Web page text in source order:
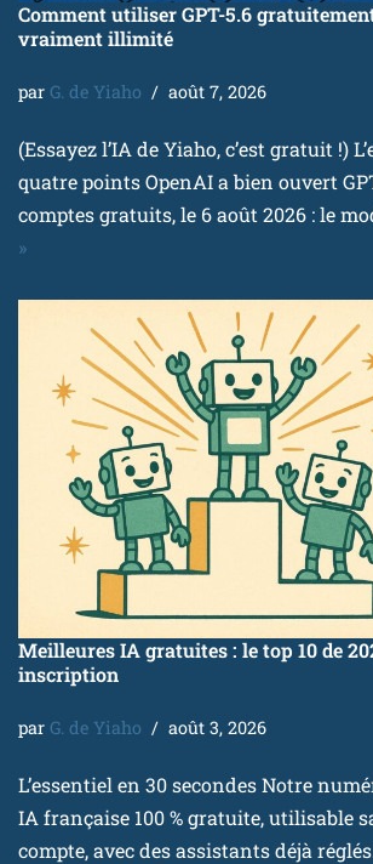
Comment utiliser GPT-5.6
vraiment illimité
par G. de Yiaho août 7, 2026
(Essayez l’IA de Yiaho, c’est gratuit !)
quatre points OpenAI a bien ouvert
comptes gratuits, le 6 août 2026 : le
»
Meilleures IA gratuites : le top 10 de
inscription
par G. de Yiaho août 3, 2026
L’essentiel en 30 secondes Notre
IA française 100 % gratuite, utilisable
compte, avec des assistants déjà